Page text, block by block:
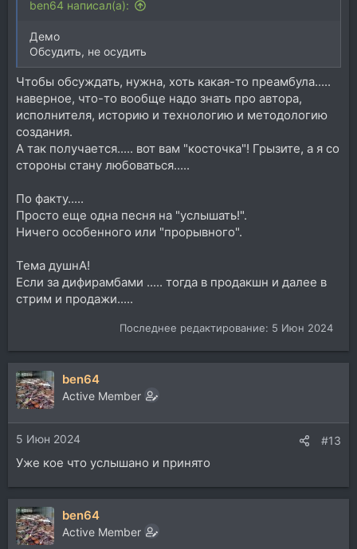
ben64 написал(а):
Демо
Обсудить, не осудить
Чтобы обсуждать, нужна, хоть какая-то преамбула.....
наверное, что-то вообще надо знать про автора,
исполнителя, историю и технологию и методологию
создания.
А так получается..... вот вам "косточка"! Грызите, а я со
стороны стану любоваться.....
По факту.....
Просто еще одна песня на "услышать!".
Ничего особенного или "прорывного".
Тема душнА!
Если за дифирамбами ..... тогда в продакшн и далее в
стрим и продажи.....
Последнее редактирование: 5 Июн 2024
ben64
Active Member
5 Июн 2024 #13
Уже кое что услышано и принято
ben64
Active Member